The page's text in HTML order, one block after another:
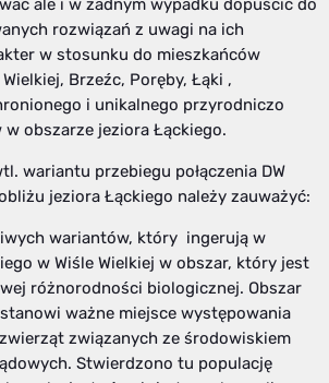
ale i w żadnym wypadku dopuścić do
rozwiązań z uwagi na ich
w stosunku do mieszkańców
Brzeźc, Poręby, Łąki ,
i unikalnego przyrodniczo
w obszarze jeziora Łąckiego.
wariantu przebiegu połączenia DW
jeziora Łąckiego należy zauważyć:
wariantów, który ingerują w
w Wiśle Wielkiej w obszar, który jest
różnorodności biologicznej. Obszar
ważne miejsce występowania
związanych ze środowiskiem
Stwierdzono tu populację